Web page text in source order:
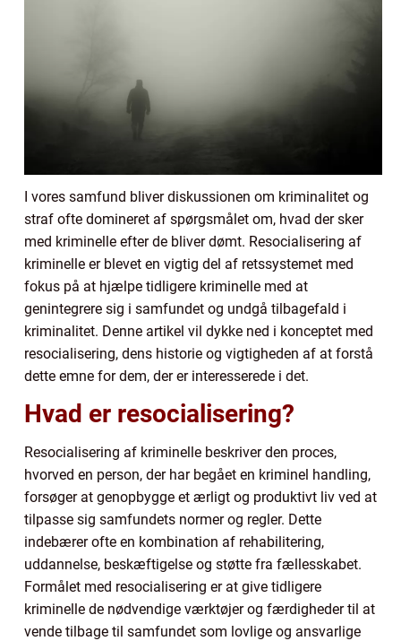
I vores samfund bliver diskussionen om kriminalitet og
straf ofte domineret af spørgsmålet om, hvad der sker
med kriminelle efter de bliver dømt. Resocialisering af
kriminelle er blevet en vigtig del af retssystemet med
fokus på at hjælpe tidligere kriminelle med at
genintegrere sig i samfundet og undgå tilbagefald i
kriminalitet. Denne artikel vil dykke ned i konceptet med
resocialisering, dens historie og vigtigheden af at forstå
dette emne for dem, der er interesserede i det.
Hvad er resocialisering?
Resocialisering af kriminelle beskriver den proces,
hvorved en person, der har begået en kriminel handling,
forsøger at genopbygge et ærligt og produktivt liv ved at
tilpasse sig samfundets normer og regler. Dette
indebærer ofte en kombination af rehabilitering,
uddannelse, beskæftigelse og støtte fra fællesskabet.
Formålet med resocialisering er at give tidligere
kriminelle de nødvendige værktøjer og færdigheder til at
vende tilbage til samfundet som lovlige og ansvarlige